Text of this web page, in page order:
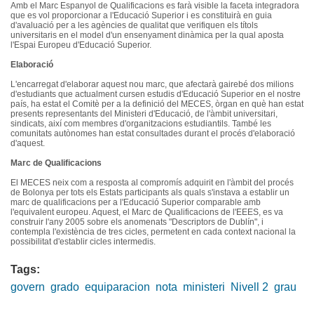
Amb el Marc Espanyol de Qualificacions es farà visible la faceta integradora
que es vol proporcionar a l'Educació Superior i es constituirà en guia
d'avaluació per a les agències de qualitat que verifiquen els títols
universitaris en el model d'un ensenyament dinàmica per la qual aposta
l'Espai Europeu d'Educació Superior.
Elaboració
L'encarregat d'elaborar aquest nou marc, que afectarà gairebé dos milions
d'estudiants que actualment cursen estudis d'Educació Superior en el nostre
país, ha estatel Comitè per a la definició del MECES, òrgan en què han estat
presents representants del Ministeri d'Educació, de l'àmbit universitari,
sindicats, així com membres d'organitzacions estudiantils. També les
comunitats autònomes han estat consultades durantel procés d'elaboració
d'aquest.
Marc de Qualificacions
El MECES neix com a resposta al compromís adquiriten l'àmbitdel procés
de Bolonya per tots els Estats participants als quals s'instava a establir un
marc de qualificacions per a l'Educació Superior comparable amb
l'equivalent europeu.Aquest, el Marc de Qualificacions de l'EEES, es va
construir l'any 2005 sobre els anomenats "Descriptors de Dublín", i
contempla l'existència de tres cicles, permetenten cada contextnacional
la
possibilitat d'establir cicles intermedis.
Tags:
govern grado equiparacion nota ministeri Nivell 2 grau